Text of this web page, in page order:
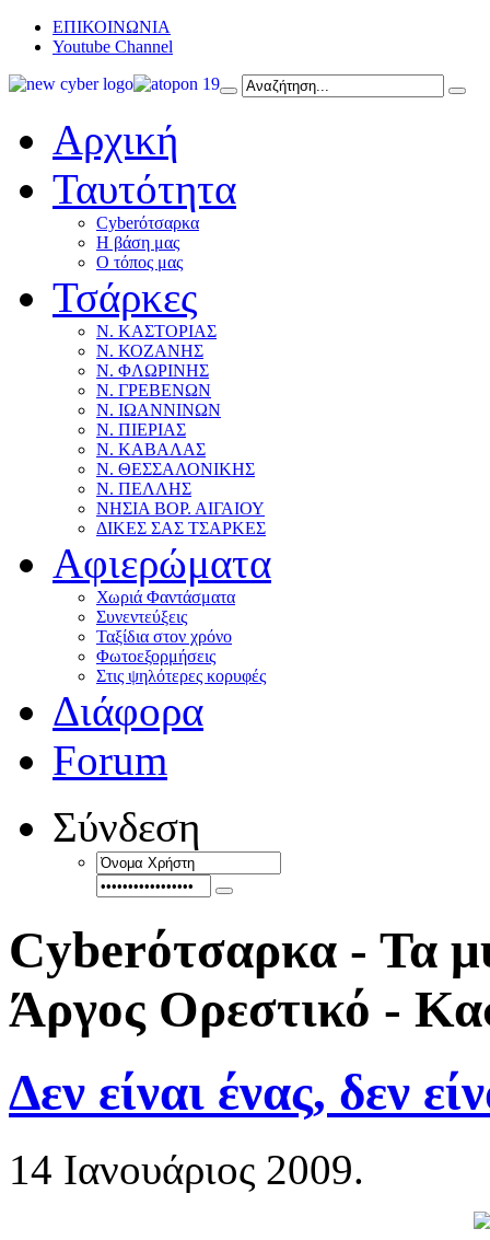
ΕΠΙΚΟΙΝΩΝΙΑ
Youtube Channel
Αρχική
Ταυτότητα
Cyberότσαρκα
Η βάση μας
Ο τόπος μας
Τσάρκες
Ν. ΚΑΣΤΟΡΙΑΣ
Ν. ΚΟΖΑΝΗΣ
Ν. ΦΛΩΡΙΝΗΣ
Ν. ΓΡΕΒΕΝΩΝ
Ν. ΙΩΑΝΝΙΝΩΝ
Ν. ΠΙΕΡΙΑΣ
Ν. ΚΑΒΑΛΑΣ
Ν. ΘΕΣΣΑΛΟΝΙΚΗΣ
Ν. ΠΕΛΛΗΣ
ΝΗΣΙΑ ΒΟΡ. ΑΙΓΑΙΟΥ
ΔΙΚΕΣ ΣΑΣ ΤΣΑΡΚΕΣ
Αφιερώματα
Χωριά Φαντάσματα
Συνεντεύξεις
Ταξίδια στον χρόνο
Φωτοεξορμήσεις
Στις ψηλότερες κορυφές
Διάφορα
Forum
Σύνδεση
Cyberότσαρκα - Τα
Άργος Ορεστικό -
Δεν είναι ένας, δεν
14 Ιανουάριος 2009.